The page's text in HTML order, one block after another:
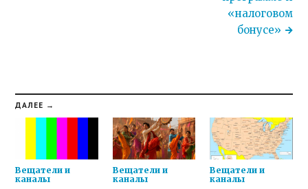
«налоговом
бонусе»
ДАЛЕЕ →
Вещатели и
каналы
Вещатели и
каналы
Вещатели и
каналы